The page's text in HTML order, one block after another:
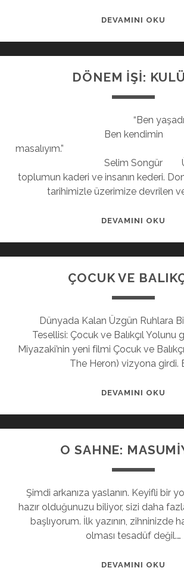
DEVAMINI OKU
DÖNEM İŞİ:
“Ben yaşadım,
Ben kendimin
Selim Songür
toplumun kaderi ve insanın kederi.
tarihimizle üzerimize devrilen
DEVAMINI OKU
ÇOCUK VE
Dünyada Kalan Üzgün Ruhlara
Tesellisi: Çocuk ve Balıkçıl Yolunu
Miyazaki’nin yeni filmi Çocuk ve
The Heron) vizyona girdi.
DEVAMINI OKU
O SAHNE:
Şimdi arkanıza yaslanın. Keyifli bir
hazır olduğunuzu biliyor, sizi daha
başlıyorum. İlk yazının, zihninizde
olması tesadüf değil.…
DEVAMINI OKU